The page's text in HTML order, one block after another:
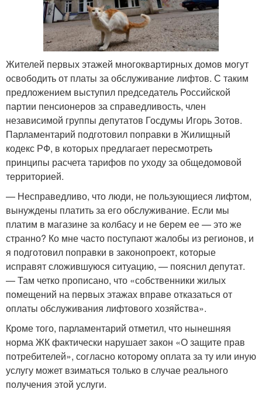
Жителей первых этажей многоквартирных домов могут
освободить от платы за обслуживание лифтов. С таким
предложением выступил председатель Российской
партии пенсионеров за справедливость, член
независимой группы депутатов Госдумы Игорь Зотов.
Парламентарий подготовил поправки в Жилищный
кодекс РФ, в которых предлагает пересмотреть
принципы расчета тарифов по уходу за общедомовой
территорией.
— Несправедливо, что люди, не пользующиеся лифтом,
вынуждены платить за его обслуживание. Если мы
платим в магазине за колбасу и не берем ее — это же
странно? Ко мне часто поступают жалобы из регионов, и
я подготовил поправки в законопроект, которые
исправят сложившуюся ситуацию, — пояснил депутат.
— Там четко прописано, что «собственники жилых
помещений на первых этажах вправе отказаться от
оплаты обслуживания лифтового хозяйства».
Кроме того, парламентарий отметил, что нынешняя
норма ЖК фактически нарушает закон «О защите прав
потребителей», согласно которому оплата за ту или иную
услугу может взиматься только в случае реального
получения этой услуги.